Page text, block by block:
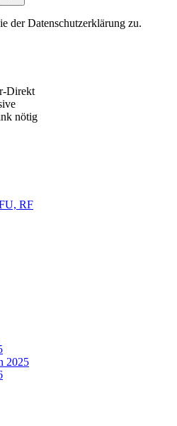
der Datenschutzerklärung zu.
Direkt
nötig
RF
2025